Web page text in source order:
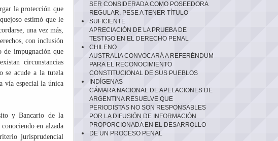
la protección que
estimó que le
una vez más,
con inclusión
de impugnación que
circunstancias
se acude a la tutela
vía especial la única
y Bancario de la
en alzada
jurisprudencial
SER CONSIDERADA COMO POSEEDORA
REGULAR, PESE A TENER TÍTULO
SUFICIENTE
APRECIACIÓN DE LA PRUEBA DE
TESTIGO EN EL DERECHO PENAL
CHILENO
AUSTRALIA CONVOCARÁ A REFERÉNDUM
PARA EL RECONOCIMIENTO
CONSTITUCIONAL DE SUS PUEBLOS
INDÍGENAS
CÁMARA NACIONAL DE APELACIONES DE
ARGENTINA RESUELVE QUE
PERIODISTAS NO SON RESPONSABLES
POR LA DIFUSIÓN DE INFORMACIÓN
PROPORCIONADA EN EL DESARROLLO
DE UN PROCESO PENAL